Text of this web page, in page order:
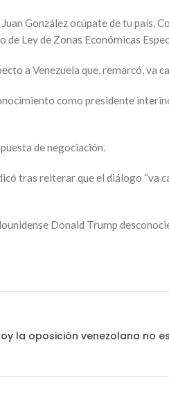
González ocúpate de tu país,
de Ley de Zonas Económicas
a Venezuela que, remarcó, va
como presidente
de negociación.
tras reiterar que el diálogo “va
Donald Trump
la oposición venezolana no